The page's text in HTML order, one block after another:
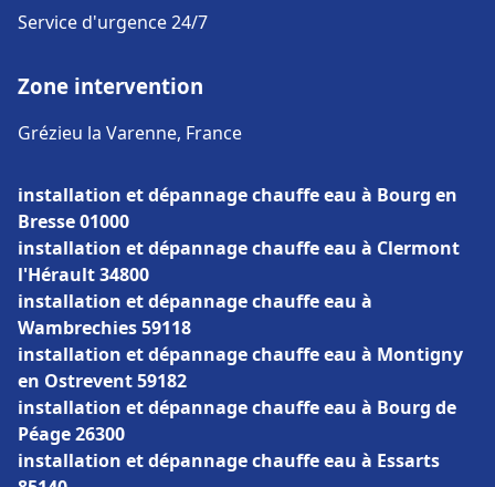
Service d'urgence 24/7
Zone intervention
Grézieu la Varenne, France
installation et dépannage chauffe eau à Bourg en
Bresse 01000
installation et dépannage chauffe eau à Clermont
l'Hérault 34800
installation et dépannage chauffe eau à
Wambrechies 59118
installation et dépannage chauffe eau à Montigny
en Ostrevent 59182
installation et dépannage chauffe eau à Bourg de
Péage 26300
installation et dépannage chauffe eau à Essarts